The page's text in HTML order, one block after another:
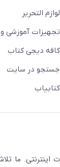
لوازم التحریر
تجهیزات آموزشی
کافه دیجی کتاب
جستجو در سایت
کتابیاب
ما تلاش